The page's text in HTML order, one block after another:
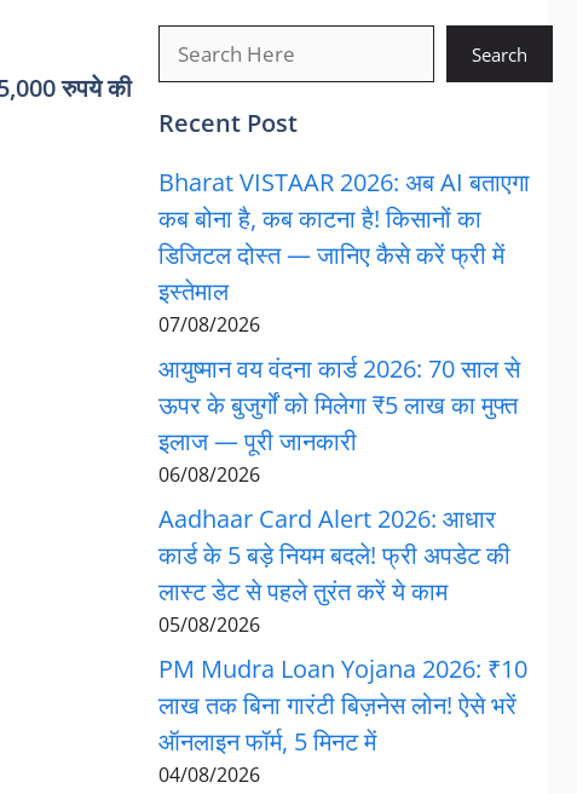
रुपये की
Search
Recent Post
Bharat VISTAAR 2026: अब AI बताएगा
कब बोना है, कब काटना है! किसानों का
डिजिटल दोस्त — जानिए कैसे करें फ्री में
इस्तेमाल
07/08/2026
आयुष्मान वय वंदना कार्ड 2026: 70 साल से
ऊपर के बुजुर्गों को मिलेगा ₹5 लाख का मुफ्त
इलाज — पूरी जानकारी
06/08/2026
Aadhaar Card Alert 2026: आधार
कार्ड के 5 बड़े नियम बदले! फ्री अपडेट की
लास्ट डेट से पहले तुरंत करें ये काम
05/08/2026
PM Mudra Loan Yojana 2026: ₹10
लाख तक बिना गारंटी बिज़नेस लोन! ऐसे भरें
ऑनलाइन फॉर्म, 5 मिनट में
04/08/2026